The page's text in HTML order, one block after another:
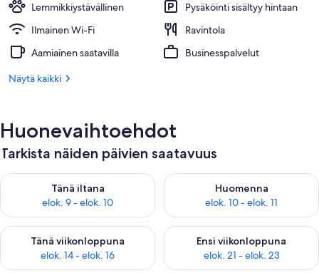
Majoituspaikan julkisivu
Lemmikkiystävällinen
Pysäköinti sisältyy hintaan
Ilmainen Wi-Fi
Ravintola
Aamiainen saatavilla
Businesspalvelut
Näytä kaikki
Huonevaihtoehdot
Tarkista näiden päivien saatavuus
Tänä iltana
elok. 9 - elok. 10
Tarkista tämän illan saatavuus elok. 9 - elok. 10
Huomenna
elok. 10 - elok. 11
Tarkista huomisen saatavuus
Tänä viikonloppuna
elok. 14 - elok. 16
Tarkista tämän viikonlopun saatavuus elok. 14 - elok. 16
Ensi viikonloppuna
elok. 21 - elok. 23
Tarkista ensi viikonlopun